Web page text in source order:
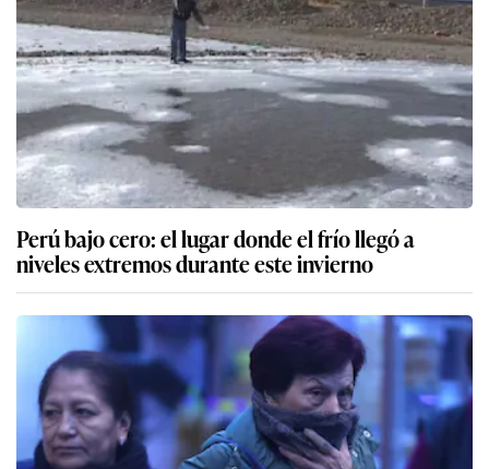
Perú bajo cero: el lugar donde el frío llegó a
niveles extremos durante este invierno